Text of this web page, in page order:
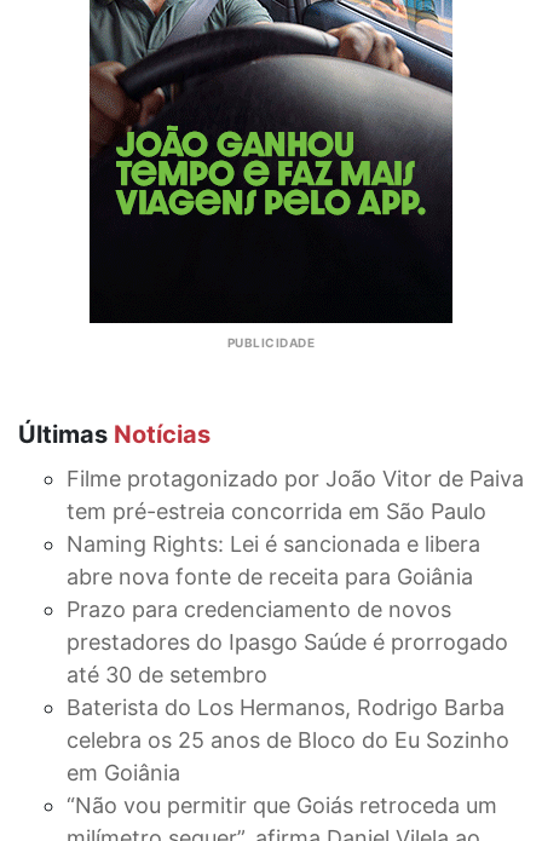
Últimas Notícias
Filme protagonizado por João Vitor de Paiva
tem pré-estreia concorrida em São Paulo
Naming Rights: Lei é sancionada e libera
abre nova fonte de receita para Goiânia
Prazo para credenciamento de novos
prestadores do Ipasgo Saúde é prorrogado
até 30 de setembro
Baterista do Los Hermanos, Rodrigo Barba
celebra os 25 anos de Bloco do Eu Sozinho
em Goiânia
“Não vou permitir que Goiás retroceda um